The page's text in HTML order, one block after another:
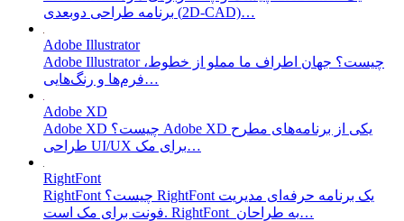
برنامه طراحی دوبعدی (2D-CAD)…
Adobe Illustrator
Adobe Illustrator چیست؟ جهان اطراف ما مملو از خطوط،
فرم‌ها و رنگ‌هایی…
Adobe XD
Adobe XD چیست؟ Adobe XD یکی از برنامه‌های مطرح
طراحی UI/UX برای مک…
RightFont
RightFont چیست؟ RightFont یک برنامه حرفه‌ای مدیریت
فونت برای مک است. RightFont به طراحان…